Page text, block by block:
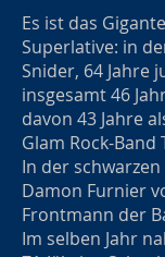
Es ist das
Superlative: in
Snider, 64 Jahre
insgesamt 46
davon 43 Jahre
Glam Rock-Band
In der
Damon Furnier
Frontmann der
Im selben Jahr